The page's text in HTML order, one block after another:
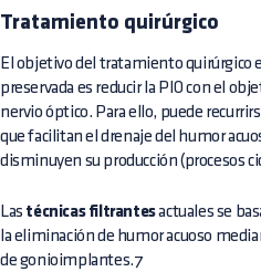
Tratamiento quirúrgico
El objetivo del tratamiento quirúrgico
preservada es reducir la PIO con el
nervio óptico. Para ello, puede
que facilitan el drenaje del humor
disminuyen su producción (procesos
Las técnicas filtrantesactuales se
la eliminación de humor acuoso
de gonioimplantes.7